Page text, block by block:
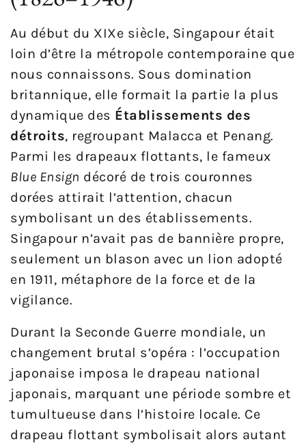
Au début du XIXe siècle, Singapour était
loin d’être la métropole contemporaine que
nous connaissons. Sous domination
britannique, elle formait la partie la plus
dynamique des Établissements des
détroits, regroupant Malacca et Penang.
Parmi les drapeaux flottants, le fameux
Blue Ensign décoré de trois couronnes
dorées attirait l’attention, chacun
symbolisant un des établissements.
Singapour n’avait pas de bannière propre,
seulement un blason avec un lion adopté
en 1911, métaphore de la force et de la
vigilance.
Durant la Seconde Guerre mondiale, un
changement brutal s’opéra : l’occupation
japonaise imposa le drapeau national
japonais, marquant une période sombre et
tumultueuse dans l’histoire locale. Ce
drapeau flottant symbolisait alors autant